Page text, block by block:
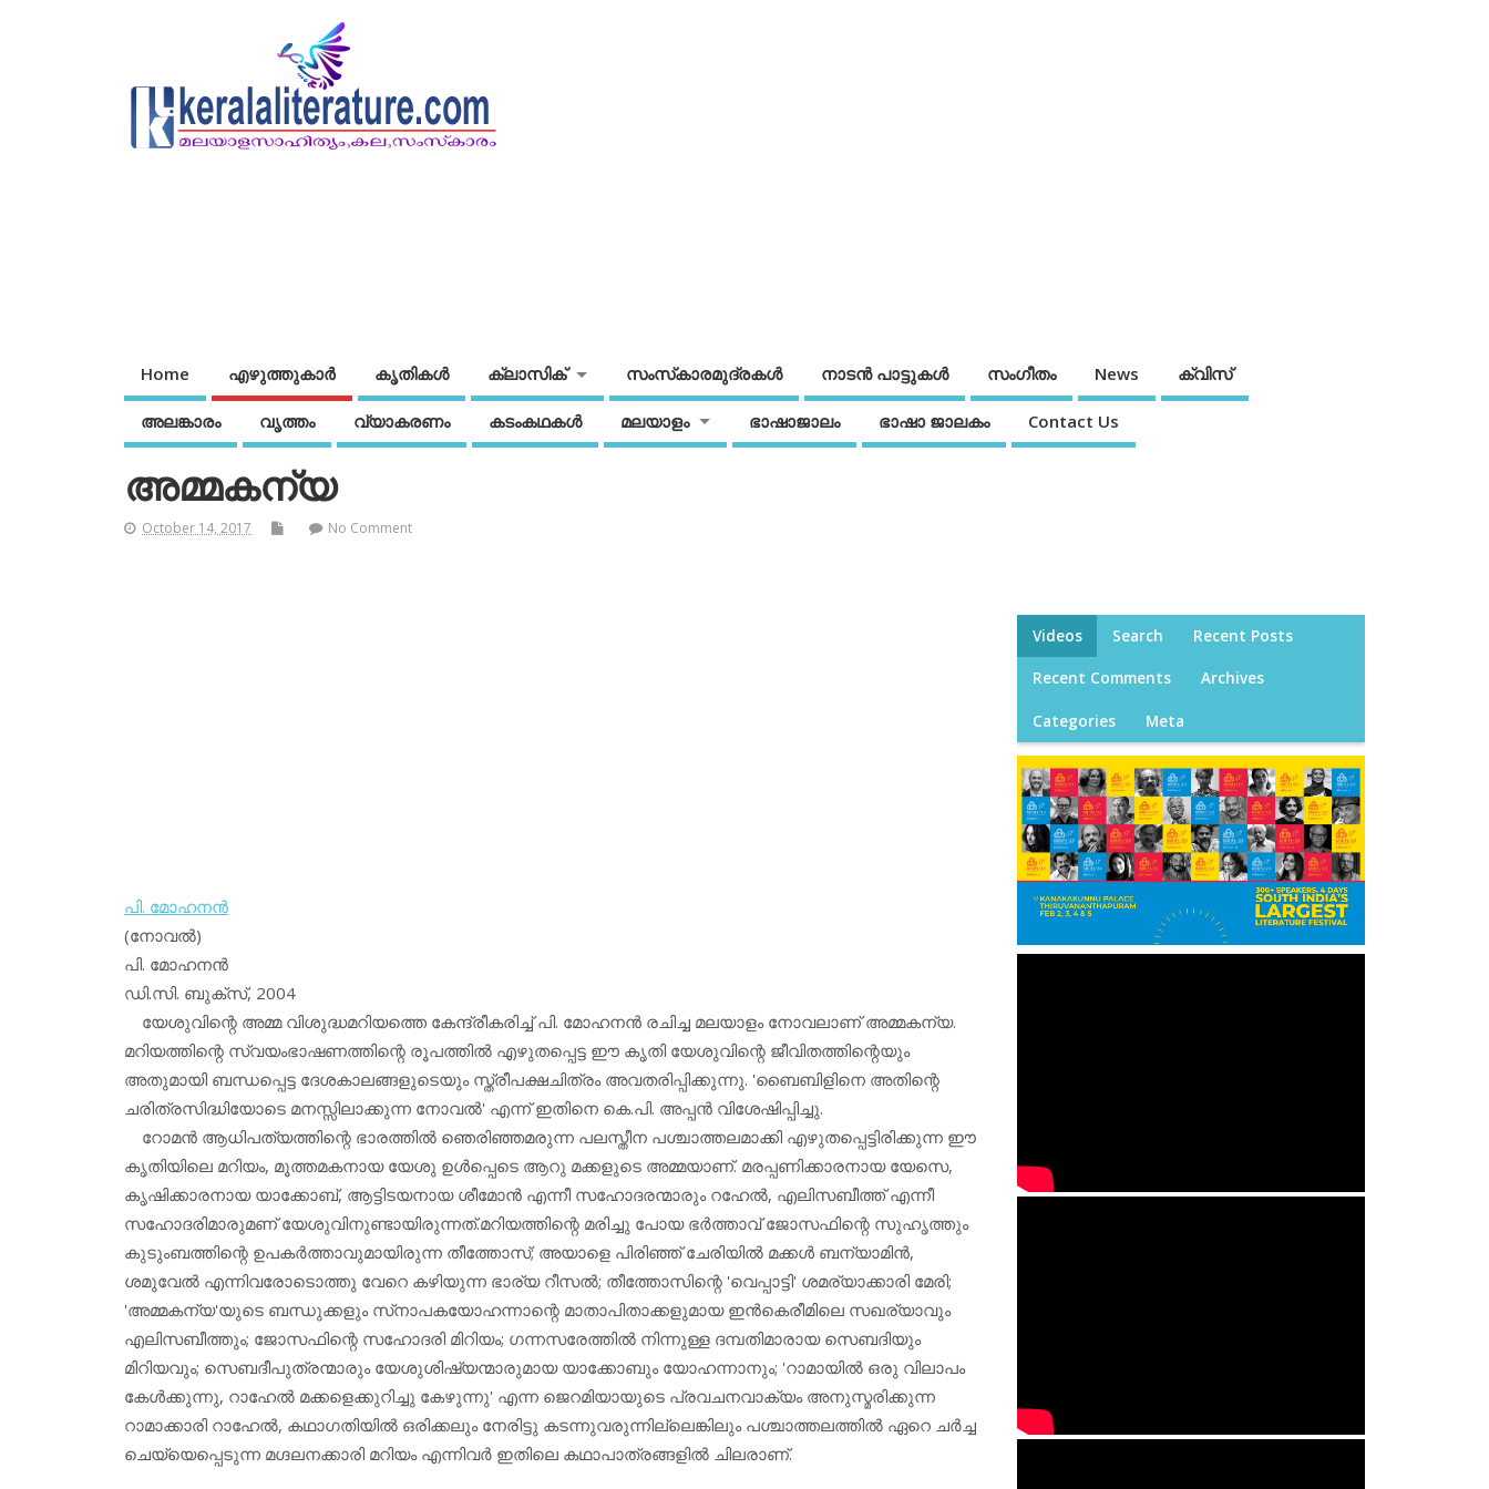
Home എഴുത്തുകാര്‍ കൃതികൾ ക്ലാസിക് സംസ്‌കാരമുദ്രകള്‍ നാടന്‍ പാട്ടുകള്‍ സംഗീതം News ക്വിസ്
അലങ്കാരം വൃത്തം വ്യാകരണം കടംകഥകള്‍ മലയാളം ഭാഷാജാലം ഭാഷാ ജാലകം Contact Us
അമ്മകന്യ
October 14, 2017 No Comment
പി. മോഹനന്‍
(നോവല്‍)
പി. മോഹനന്‍
ഡി.സി. ബുക്‌സ്, 2004
യേശുവിന്റെ അമ്മ വിശുദ്ധമറിയത്തെ കേന്ദ്രീകരിച്ച് പി. മോഹനന്‍ രചിച്ച മലയാളം നോവലാണ് അമ്മകന്യ.
മറിയത്തിന്റെ സ്വയംഭാഷണത്തിന്റെ രൂപത്തില്‍ എഴുതപ്പെട്ട ഈ കൃതി യേശുവിന്റെ ജീവിതത്തിന്റെയും
അതുമായി ബന്ധപ്പെട്ട ദേശകാലങ്ങളുടെയും സ്ത്രീപക്ഷചിത്രം അവതരിപ്പിക്കുന്നു. 'ബൈബിളിനെ അതിന്റെ
ചരിത്രസിദ്ധിയോടെ മനസ്സിലാക്കുന്ന നോവല്‍' എന്ന് ഇതിനെ കെ.പി. അപ്പന്‍ വിശേഷിപ്പിച്ചു.
റോമന്‍ ആധിപത്യത്തിന്റെ ഭാരത്തില്‍ ഞെരിഞ്ഞമരുന്ന പലസ്തീന പശ്ചാത്തലമാക്കി എഴുതപ്പെട്ടിരിക്കുന്ന ഈ
കൃതിയിലെ മറിയം, മൂത്തമകനായ യേശു ഉള്‍പ്പെടെ ആറു മക്കളുടെ അമ്മയാണ്. മരപ്പണിക്കാരനായ യേസെ,
കൃഷിക്കാരനായ യാക്കോബ്, ആട്ടിടയനായ ശീമോന്‍ എന്നീ സഹോദരന്മാരും റഹേല്‍, എലിസബീത്ത് എന്നീ
സഹോദരിമാരുമണ് യേശുവിനുണ്ടായിരുന്നത്.മറിയത്തിന്റെ മരിച്ചു പോയ ഭര്‍ത്താവ് ജോസഫിന്റെ സുഹൃത്തും
കുടുംബത്തിന്റെ ഉപകര്‍ത്താവുമായിരുന്ന തീത്തോസ്; അയാളെ പിരിഞ്ഞ് ചേരിയില്‍ മക്കള്‍ ബന്യാമിന്‍,
ശമുവേല്‍ എന്നിവരോടൊത്തു വേറെ കഴിയുന്ന ഭാര്യ റീസല്‍; തീത്തോസിന്റെ 'വെപ്പാട്ടി' ശമര്യാക്കാരി മേരി;
'അമ്മകന്യ'യുടെ ബന്ധുക്കളും സ്‌നാപകയോഹന്നാന്റെ മാതാപിതാക്കളുമായ ഇന്‍കെരീമിലെ സഖര്യാവും
എലിസബീത്തും; ജോസഫിന്റെ സഹോദരി മിറിയം; ഗന്നസരേത്തില്‍ നിന്നുള്ള ദമ്പതിമാരായ സെബദിയും
മിറിയവും; സെബദീപുത്രന്മാരും യേശുശിഷ്യന്മാരുമായ യാക്കോബും യോഹന്നാനും; 'റാമായില്‍ ഒരു വിലാപം
കേള്‍ക്കുന്നു, റാഹേല്‍ മക്കളെക്കുറിച്ചു കേഴുന്നു' എന്ന ജെറമിയായുടെ പ്രവചനവാക്യം അനുസ്മരിക്കുന്ന
റാമാക്കാരി റാഹേല്‍, കഥാഗതിയില്‍ ഒരിക്കലും നേരിട്ടു കടന്നുവരുന്നില്ലെങ്കിലും പശ്ചാത്തലത്തില്‍ ഏറെ ചര്‍ച്ച
ചെയ്യെപ്പെടുന്ന മഗ്ദലനക്കാരി മറിയം എന്നിവര്‍ ഇതിലെ കഥാപാത്രങ്ങളില്‍ ചിലരാണ്.
Videos Search Recent Posts
Recent Comments Archives
Categories Meta